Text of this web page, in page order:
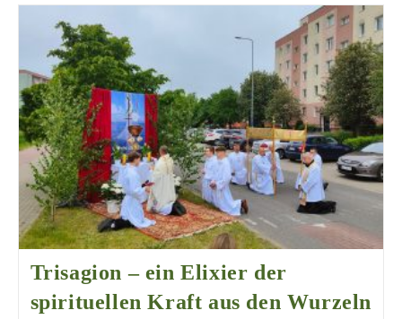
Trisagion – ein Elixier der
spirituellen Kraft aus den Wurzeln